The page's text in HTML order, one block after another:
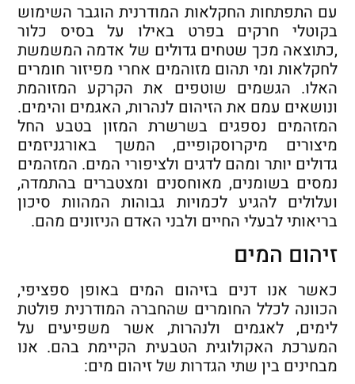
עם התפתחות החקלאות המודרנית הוגבר השימוש
בקוטלי חרקים בפרט באילו על בסיס כלור
,כתוצאה מכך שטחים גדולים של אדמה המשמשת
לחקלאות ומי תהום מזוהמים אחרי מפיזור חומרים
האלו. הגשמים שוטפים את הקרקע המזוהמת
ונושאים עמם את הזיהום לנהרות, האגמים והימים.
המזהמים נספגים בשרשרת המזון בטבע החל
מיצורים מיקרוסקופיים, המשך באורגניזמים
גדולים יותר ומהם לדגים ולציפורי המים. המזהמים
נמסים בשומנים, מאוחסנים ומצטברים בהתמדה,
ועלולים להגיע לכמויות גבוהות המהוות סיכון
בריאותי לבעלי החיים ולבני האדם הניזונים מהם.
זיהום המים
כאשר אנו דנים בזיהום המים באופן ספציפי,
הכוונה לכלל החומרים שהחברה המודרנית פולטת
לימים, לאגמים ולנהרות, אשר משפיעים על
המערכת האקולוגית הטבעית הקיימת בהם. אנו
מבחינים בין שתי הגדרות של זיהום מים: